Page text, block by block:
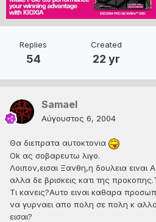
Replies
54
Created
22 yr
Samael
Αύγουστος 6, 2004
Θα διεπρατα αυτοκτονια
Ok ας σοβαρευτω λιγο.
Λοιπον,εισαι Ξανθη,η δουλεια ειναι
αλλα δε βρισκεις κατι της
Τι κανεις?Αυτο ειναι καθαρα
να γυρναει απο πολη σε πολη κ
εισαι?